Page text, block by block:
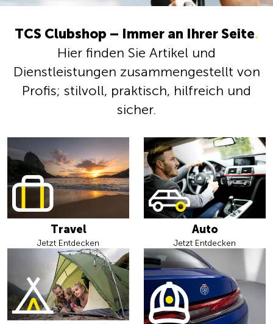
TCS Clubshop – Immer an Ihrer Seite.
Hier finden Sie Artikel und
Dienstleistungen zusammengestellt von
Profis; stilvoll, praktisch, hilfreich und
sicher.
Travel
Jetzt Entdecken
Auto
Jetzt Entdecken